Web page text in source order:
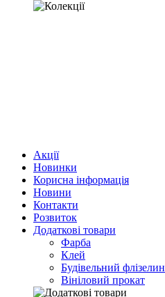
Акції
Новинки
Корисна інформація
Новини
Контакти
Розвиток
Додаткові товари
Фарба
Клей
Будівельний флізелин
Вініловий прокат